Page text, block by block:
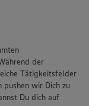
der
Tätigkeitsfelder
wir Dich zu
Du dich auf